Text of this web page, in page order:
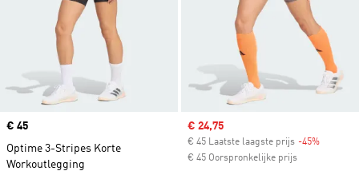
Price
€ 45
Optime 3-Stripes Korte
Workoutlegging
Sale price
€ 24,75
€ 45 Laatste laagste prijs -45%
€ 45 Oorspronkelijke prijs